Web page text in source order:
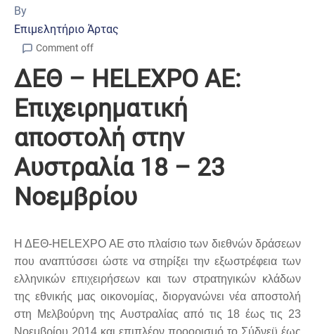
By
Επιμελητήριο Άρτας
Comment off
ΔΕΘ – HELEXPO AE:
Επιχειρηματική
αποστολή στην
Αυστραλία 18 – 23
Νοεμβρίου
Η ΔΕΘ-HELEXPO AE στο πλαίσιο των διεθνών δράσεων
που αναπτύσσει ώστε να στηρίξει την εξωστρέφεια των
ελληνικών επιχειρήσεων και των στρατηγικών κλάδων
της εθνικής μας οικονομίας, διοργανώνει νέα αποστολή
στη Μελβούρνη της Αυστραλίας από τις 18 έως τις 23
Νοεμβρίου 2014 και επιπλέον προορισμό το Σύδνεϋ έως